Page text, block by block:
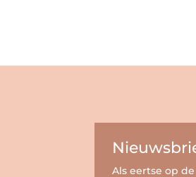
Als eertse op